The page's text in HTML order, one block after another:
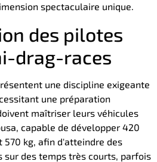
spectaculaire unique.
des pilotes
drag-races
une discipline exigeante
une préparation
maîtriser leurs véhicules
capable de développer 420
570 kg, afin d'atteindre des
sur des temps très courts, parfois